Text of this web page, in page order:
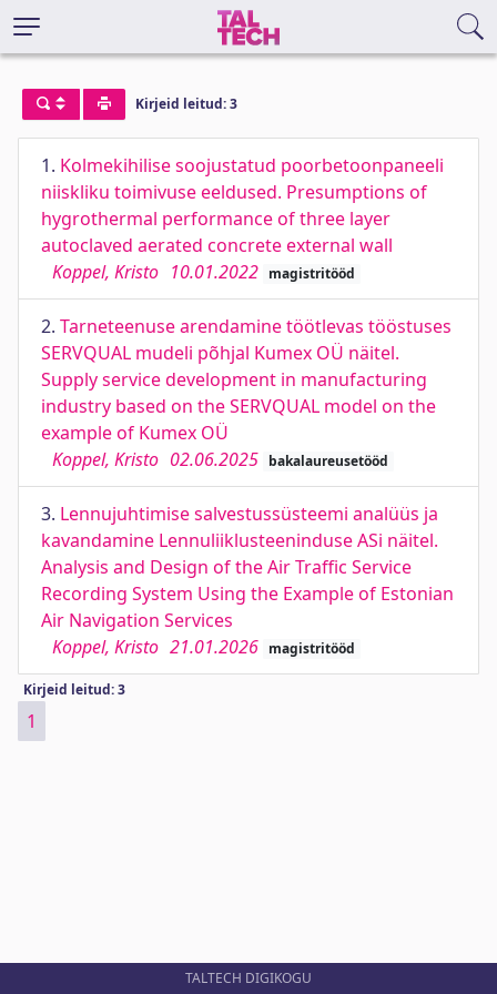
Kirjeid leitud: 3
1. Kolmekihilise soojustatud poorbetoonpaneeli
niiskliku toimivuse eeldused. Presumptions of
hygrothermal performance of three layer
autoclaved aerated concrete external wall
Koppel, Kristo 10.01.2022 magistritööd
2. Tarneteenuse arendamine töötlevas tööstuses
SERVQUAL mudeli põhjal Kumex OÜ näitel.
Supply service development in manufacturing
industry based on the SERVQUAL model on the
example of Kumex OÜ
Koppel, Kristo 02.06.2025 bakalaureusetööd
3. Lennujuhtimise salvestussüsteemi analüüs ja
kavandamine Lennuliiklusteeninduse ASi näitel.
Analysis and Design of the Air Traffic Service
Recording System Using the Example of Estonian
Air Navigation Services
Koppel, Kristo 21.01.2026 magistritööd
Kirjeid leitud: 3
1
TALTECH DIGIKOGU